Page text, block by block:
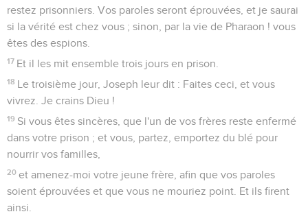
restez prisonniers. Vos paroles seront éprouvées, et je saurai
si la vérité est chez vous ; sinon, par la vie de Pharaon ! vous
êtes des espions.
17 Et il les mit ensemble trois jours en prison.
18 Le troisième jour, Joseph leur dit : Faites ceci, et vous
vivrez. Je crains Dieu !
19 Si vous êtes sincères, que l'un de vos frères reste enfermé
dans votre prison ; et vous, partez, emportez du blé pour
nourrir vos familles,
20 et amenez-moi votre jeune frère, afin que vos paroles
soient éprouvées et que vous ne mouriez point. Et ils firent
ainsi.